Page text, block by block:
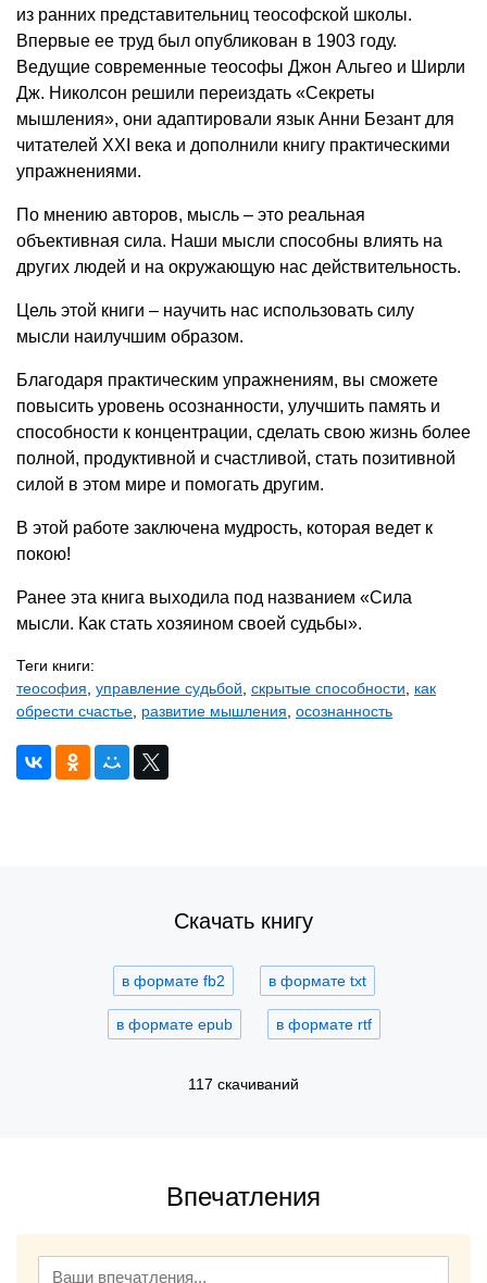
из ранних представительниц теософской школы.
Впервые ее труд был опубликован в 1903 году.
Ведущие современные теософы Джон Альгео и Ширли
Дж. Николсон решили переиздать «Секреты
мышления», они адаптировали язык Анни Безант для
читателей XXI века и дополнили книгу практическими
упражнениями.
По мнению авторов, мысль – это реальная
объективная сила. Наши мысли способны влиять на
других людей и на окружающую нас действительность.
Цель этой книги – научить нас использовать силу
мысли наилучшим образом.
Благодаря практическим упражнениям, вы сможете
повысить уровень осознанности, улучшить память и
способности к концентрации, сделать свою жизнь более
полной, продуктивной и счастливой, стать позитивной
силой в этом мире и помогать другим.
В этой работе заключена мудрость, которая ведет к
покою!
Ранее эта книга выходила под названием «Сила
мысли. Как стать хозяином своей судьбы».
Теги книги:
теософия, управление судьбой, скрытые способности, как
обрести счастье, развитие мышления, осознанность
Скачать книгу
в формате fb2 в формате txt
в формате epub в формате rtf
117 скачиваний
Впечатления